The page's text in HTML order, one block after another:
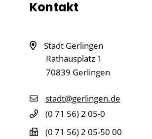
Kontakt
Stadt Gerlingen
Rathausplatz 1
70839 Gerlingen
stadt@gerlingen.de
(0 71 56) 2 05-0
(0 71 56) 2 05-50 00